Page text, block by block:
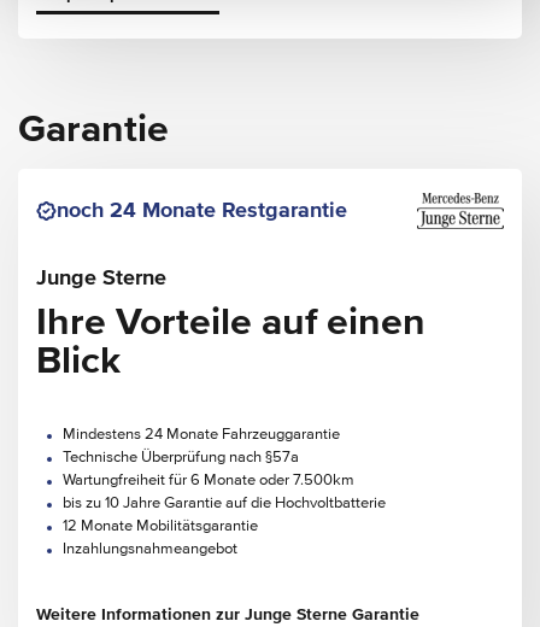
Garantie
noch 24 Monate Restgarantie
Junge Sterne
Ihre Vorteile auf einen
Blick
Mindestens 24 Monate Fahrzeuggarantie
Technische Überprüfung nach §57a
Wartungfreiheit für 6 Monate oder 7.500km
bis zu 10 Jahre Garantie auf die Hochvoltbatterie
12 Monate Mobilitätsgarantie
Inzahlungsnahmeangebot
Weitere Informationen zur Junge Sterne Garantie